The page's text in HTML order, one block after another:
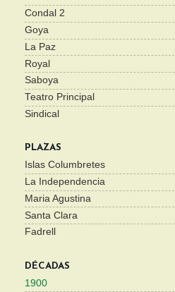
Condal 2
Goya
La Paz
Royal
Saboya
Teatro Principal
Sindical
PLAZAS
Islas Columbretes
La Independencia
Maria Agustina
Santa Clara
Fadrell
DÉCADAS
1900